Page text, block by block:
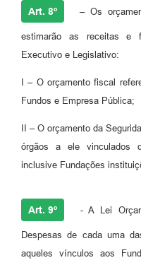
Art. 8º – Os
estimarão as receitas e
Executivo e Legislativo:
I – O orçamento fiscal
Fundos e Empresa Pública;
II – O orçamento da
órgãos a ele vinculados
inclusive Fundações
Art. 9º - A Lei
Despesas de cada uma
aqueles vínculos aos